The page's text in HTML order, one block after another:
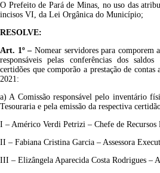
O Prefeito de Pará de Minas, no uso das
incisos VI, da Lei Orgânica do Município;
RESOLVE:
Art. 1º – Nomear servidores para comporem
responsáveis pelas conferências dos
certidões que comporão a prestação de
2021:
a) A Comissão responsável pelo inventário
Tesouraria e pela emissão da respectiva
I – Américo Verdi Petrizi – Chefe de Recursos
II – Fabiana Cristina Garcia – Assessora
III – Elizângela Aparecida Costa Rodrigues –